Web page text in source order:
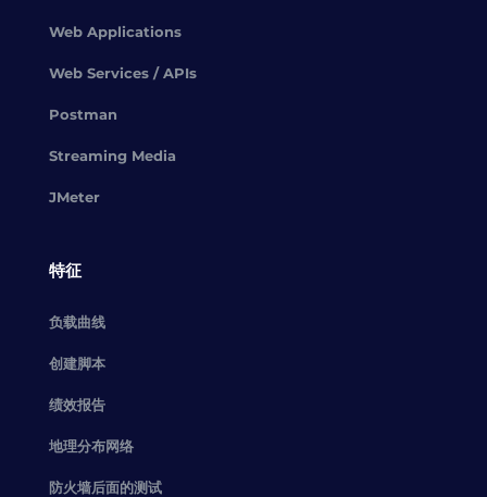
Web Applications
Web Services / APIs
Postman
Streaming Media
JMeter
特征
负载曲线
创建脚本
绩效报告
地理分布网络
防火墙后面的测试